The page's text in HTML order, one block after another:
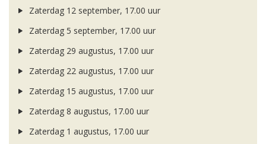
Zaterdag 12 september, 17.00 uur
Zaterdag 5 september, 17.00 uur
Zaterdag 29 augustus, 17.00 uur
Zaterdag 22 augustus, 17.00 uur
Zaterdag 15 augustus, 17.00 uur
Zaterdag 8 augustus, 17.00 uur
Zaterdag 1 augustus, 17.00 uur